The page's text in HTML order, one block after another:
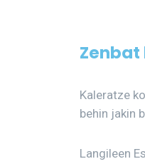
Kaleratze
behin jakin
Langileen